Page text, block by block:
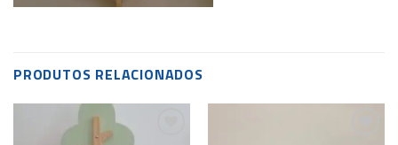
PRODUTOS RELACIONADOS